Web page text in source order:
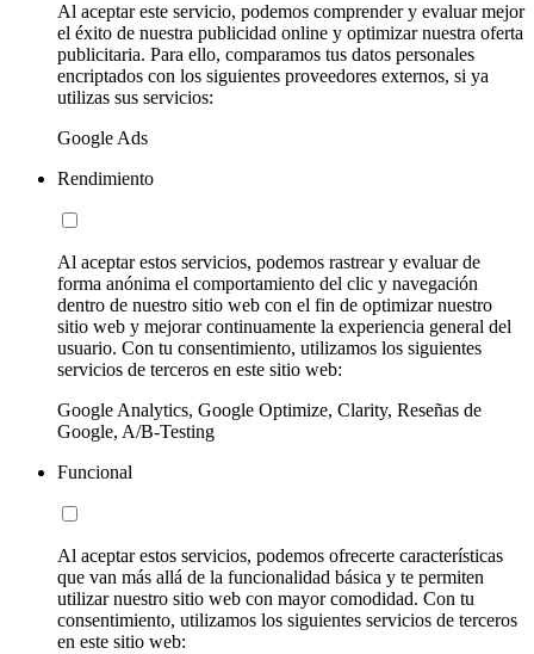
Al aceptar este servicio, podemos comprender y evaluar mejor
el éxito de nuestra publicidad online y optimizar nuestra oferta
publicitaria. Para ello, comparamos tus datos personales
encriptados con los siguientes proveedores externos, si ya
utilizas sus servicios:
Google Ads
Rendimiento
Al aceptar estos servicios, podemos rastrear y evaluar de
forma anónima el comportamiento del clic y navegación
dentro de nuestro sitio web con el fin de optimizar nuestro
sitio web y mejorar continuamente la experiencia general del
usuario. Con tu consentimiento, utilizamos los siguientes
servicios de terceros en este sitio web:
Google Analytics, Google Optimize, Clarity, Reseñas de
Google, A/B-Testing
Funcional
Al aceptar estos servicios, podemos ofrecerte características
que van más allá de la funcionalidad básica y te permiten
utilizar nuestro sitio web con mayor comodidad. Con tu
consentimiento, utilizamos los siguientes servicios de terceros
en este sitio web: